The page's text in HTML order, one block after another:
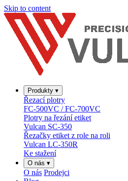
Skip to content
Produkty ▾
Řezací plotry
FC-500VC / FC-700VC
Plotry na řezání etiket
Vulcan SC-350
Řezačky etiket z role na roli
Vulcan LC-350R
Ke stažení
O nás ▾
O nás Prodejci